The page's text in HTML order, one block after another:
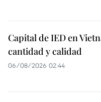
Capital de IED en
cantidad y calidad
06/08/2026 02:44